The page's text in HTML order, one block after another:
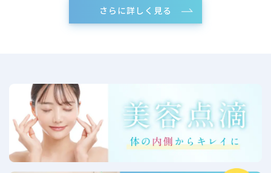
さらに詳しく見る